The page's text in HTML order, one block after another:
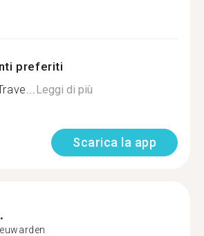
preferiti
Leggi di più
Scarica la app